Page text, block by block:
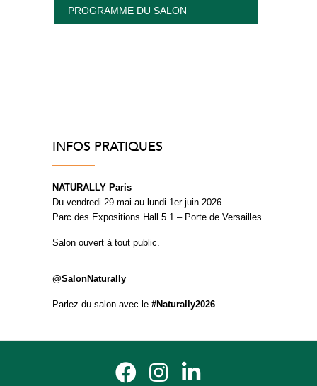
PROGRAMME DU SALON
INFOS PRATIQUES
NATURALLY Paris
Du vendredi 29 mai au lundi 1er juin 2026
Parc des Expositions Hall 5.1 – Porte de Versailles
Salon ouvert à tout public.
@SalonNaturally
Parlez du salon avec le #Naturally2026